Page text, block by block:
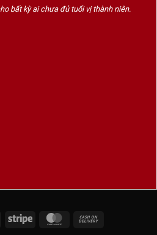
bất kỳ ai chưa đủ tuổi vị thành niên.
Stripe MasterCard